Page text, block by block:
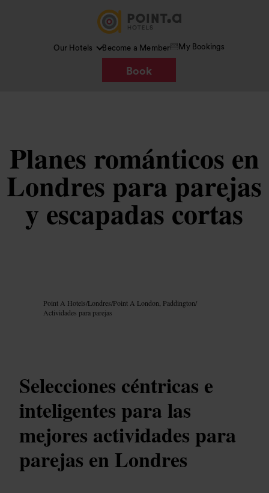
Our Hotels Become a Member My Bookings
Book
Planes románticos en
Londres para parejas
y escapadas cortas
Point A Hotels/Londres/Point A London, Paddington/
Actividades para parejas
Selecciones céntricas e
inteligentes para las
mejores actividades para
parejas en Londres